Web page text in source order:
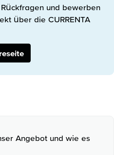
und bewerben
über die CURRENTA
Angebot und wie es